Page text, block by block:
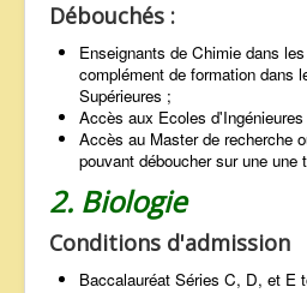
Débouchés :
Enseignants de Chimie dans
complément de formation dans
Supérieures ;
Accès aux Ecoles d'Ingénieures
Accès au Master de recherche
pouvant déboucher sur une une
2. Biologie
Conditions d'admission
Baccalauréat Séries C, D, et E